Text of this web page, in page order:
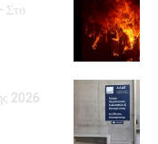
Στο
2026